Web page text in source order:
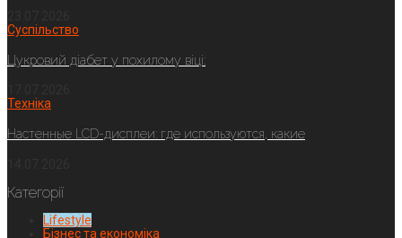
Суспільство
Цукровий діабет у похилому віці:
Техніка
Настенные LCD-дисплеи: где используются, какие
Категорії
Lifestyle
Бізнес та економіка